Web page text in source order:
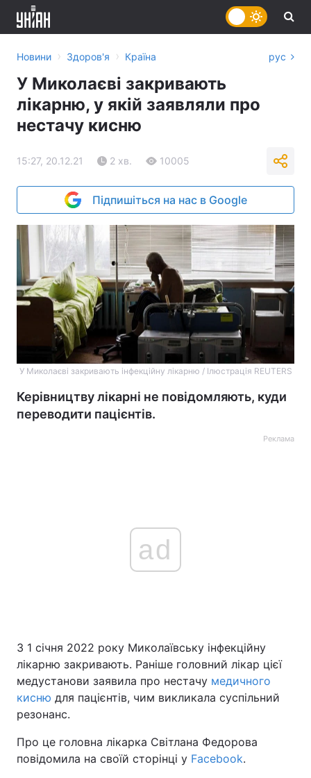
Головна Війна
Україна
Економіка Світ
Новини › Здоров'я › Країна рус
У Миколаєві закривають
лікарню, у якій заявляли про
нестачу кисню
15:27, 20.12.21 2 хв. 10005
Підпишіться на нас в Google
У Миколаєві закривають інфекційну лікарню / Ілюстрація REUTERS
Керівництву лікарні не повідомляють, куди
переводити пацієнтів.
Реклама
ad
З 1 січня 2022 року Миколаївську інфекційну
лікарню закривають. Раніше головний лікар цієї
медустанови заявила про нестачу медичного
кисню для пацієнтів, чим викликала суспільний
резонанс.
Про це головна лікарка Світлана Федорова
повідомила на своїй сторінці у Facebook.